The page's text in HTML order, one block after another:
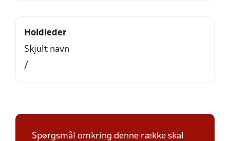
Holdleder
Skjult navn
/
Spørgsmål omkring denne række skal